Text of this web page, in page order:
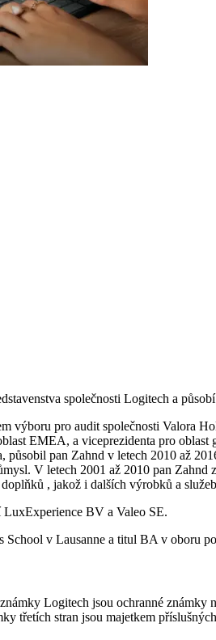
společnosti Logitech a
výboru pro audit společnosti Valora
EMEA, a viceprezidenta pro
působil pan Zahnd v letech 2010 až
V letech 2001 až 2010 pan
, jakož i dalších výrobků a
LuxExperience BV a Valeo SE.
v Lausanne a titul BA v oboru
Logitech jsou ochranné
třetích stran jsou majetkem